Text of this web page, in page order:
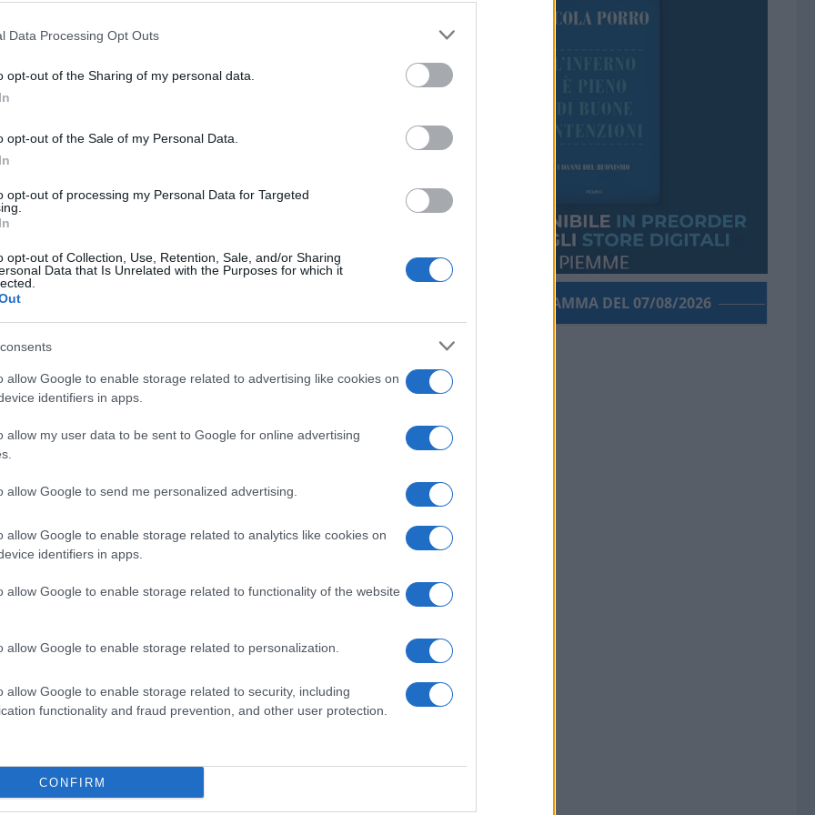
Data Processing Opt Outs
opt-out of the Sharing of my personal data.
opt-out of the Sale of my Personal Data.
opt-out of processing my Personal Data for Targeted
opt-out of Collection, Use, Retention, Sale, and/or Sharing
Data that Is Unrelated with the Purposes for which it
allow Google to enable storage related to advertising like cookies on
identifiers in apps.
allow my user data to be sent to Google for online advertising
allow Google to send me personalized advertising.
allow Google to enable storage related to analytics like cookies on
identifiers in apps.
allow Google to enable storage related to functionality of the website
allow Google to enable storage related to personalization.
allow Google to enable storage related to security, including
functionality and fraud prevention, and other user protection.
CONFIRM
Sai questi come tremano, già Pelù e la
X. E va beh, ciascuno muore delle sue
e i corsi di scrittura “creativa” che
un’arte, un talento, o ce l’hai o fai altro,
letteratura, “se sai scrivere,
Corea del Nord per via lessicale
di scrivere, o meglio di non scrivere,
entra nelle email private, nei messaggi
candeggiare il cervello dei giornalisti.
ovvero ipocriti. E questo non lo puoi
pensare. Cioè merda.
di “Radio Libertà”, ribadisce l’intuizione
corretto
profondamente antidemocratica
o presunti tali: il basso scolarizzato, le
perché non può arrivarci e tanto meno
magari ancora in dialetto, e quindi
nuove liturgie che partono da una
nel segno dell’aberrazione.
come gli intellettuali narcisi del gruppo
si ergevano a maestri e cattivi maestri,
gli ignoranti siete voi e gli ignoranti
polemica mossa da Moravia, “ma
democratici?”.
avanti verso il precipizio. Se
non mi capite, l’imbecille sono io”, ora
ma riflessa, come allo specchio: se non
comportamento che noi e solo noi
l’imbecillità al potere è quella nostra
PORROGRAMMA DEL 07/08/2026